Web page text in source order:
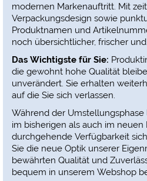
modernen Markenauftritt. Mit
Verpackungsdesign sowie
Produktnamen und
noch übersichtlicher, frischer
Das Wichtigste für Sie:
die gewohnt hohe Qualität
unverändert. Sie erhalten
auf die Sie sich verlassen.
Während der
im bisherigen als auch im neuen
durchgehende Verfügbarkeit
Sie die neue Optik unserer
bewährten Qualität und
bequem in unserem Webshop